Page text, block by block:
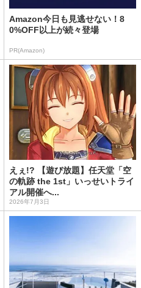
Amazon今日も見逃せない！8
0%OFF以上が続々登場
PR(Amazon)
えぇ!? 【遊び放題】任天堂「空
の軌跡 the 1st」いっせいトライ
アル開催へ...
2026年7月3日